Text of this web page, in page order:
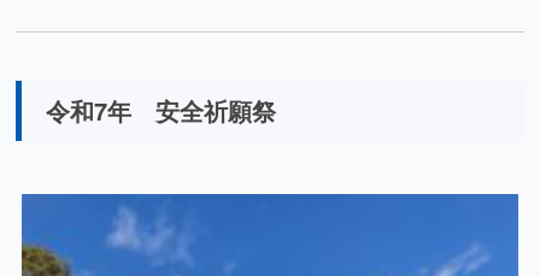
令和7年 安全祈願祭